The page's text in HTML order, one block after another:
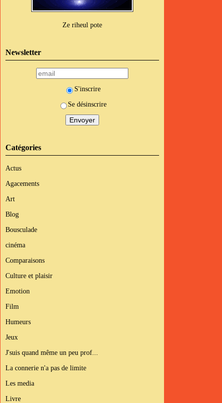
Ze riheul pote
Newsletter
S'inscrire
Se désinscrire
Catégories
Actus
Agacements
Art
Blog
Bousculade
cinéma
Comparaisons
Culture et plaisir
Emotion
Film
Humeurs
Jeux
J'suis quand même un peu prof...
La connerie n'a pas de limite
Les media
Livre